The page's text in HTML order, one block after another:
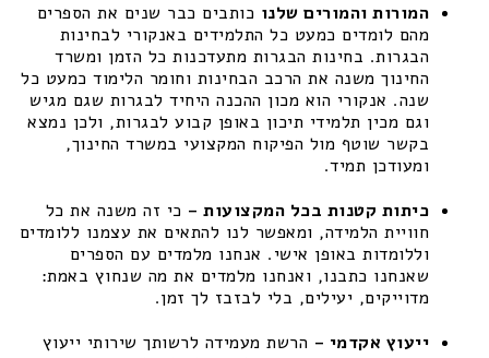
המורות והמורים שלנו כותבים כבר שנים את הספרים
מהם לומדים כמעט כל התלמידים באנקורי לבחינות
הבגרות. בחינות הבגרות מתעדכנות כל הזמן ומשרד
החינוך משנה את הרכב הבחינות וחומר הלימוד כמעט כל
שנה. אנקורי הוא מכון ההכנה היחיד לבגרות שגם מגיש
וגם מכין תלמידי תיכון באופן קבוע לבגרות, ולכן נמצא
בקשר שוטף מול הפיקוח המקצועי במשרד החינוך,
ומעודכן תמיד.
כיתות קטנות בכל המקצועות – כי זה משנה את כל
חוויית הלמידה, ומאפשר לנו להתאים את עצמנו ללומדים
וללומדות באופן אישי. אנחנו מלמדים עם הספרים
שאנחנו כתבנו, ואנחנו מלמדים את מה שנחוץ באמת:
מדוייקים, יעילים, בלי לבזבז לך זמן.
ייעוץ אקדמי – הרשת מעמידה לרשותך שירותי ייעוץ